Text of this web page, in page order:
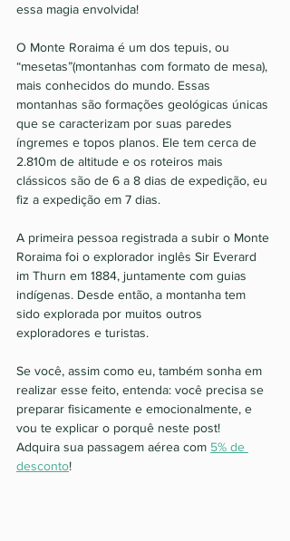
essa magia envolvida!
O Monte Roraima é um dos tepuis, ou
“mesetas”(montanhas com formato de mesa),
mais conhecidos do mundo. Essas
montanhas são formações geológicas únicas
que se caracterizam por suas paredes
íngremes e topos planos. Ele tem cerca de
2.810m de altitude e os roteiros mais
clássicos são de 6 a 8 dias de expedição, eu
fiz a expedição em 7 dias.
A primeira pessoa registrada a subir o Monte
Roraima foi o explorador inglês Sir Everard
im Thurn em 1884, juntamente com guias
indígenas. Desde então, a montanha tem
sido explorada por muitos outros
exploradores e turistas.
Se você, assim como eu, também sonha em
realizar esse feito, entenda: você precisa se
preparar fisicamente e emocionalmente, e
vou te explicar o porquê neste post!
Adquira sua passagem aérea com 5% de
desconto!